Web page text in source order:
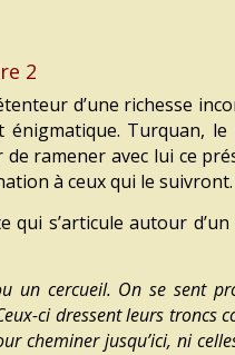
2
d’une richesse
Turquan, le
ramener avec lui ce
à ceux qui le suivront.
s’articule autour
cercueil. On se sent
ci dressent leurs troncs
cheminer jusqu’ici, ni